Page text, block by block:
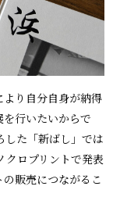
り自分自身が納得
行いたいからで
た「新ばし」では
クロプリントで発表
販売につながるこ